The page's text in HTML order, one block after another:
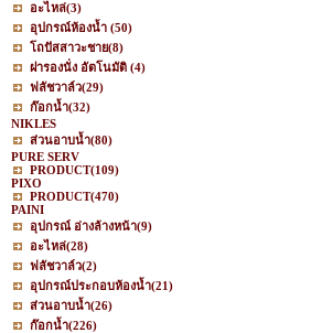
อะไหล่(3)
อุปกรณ์ห้องน้ำ (50)
โถปัสสาวะชาย(8)
ฝารองนั่ง อัตโนมัติ (4)
ฟลัชวาล์ว(29)
ก๊อกน้ำ(32)
NIKLES
ส่วนอาบน้ำ(80)
PURE SERV
PRODUCT(109)
PIXO
PRODUCT(470)
PAINI
อุปกรณ์ อ่างล้างหน้า(9)
อะไหล่(28)
ฟลัชวาล์ว(2)
อุปกรณ์ประกอบห้องน้ำ(21)
ส่วนอาบน้ำ(26)
ก๊อกน้ำ(226)